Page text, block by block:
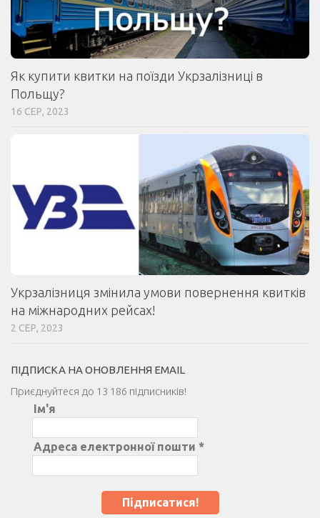
Як купити квитки на поїзди Укрзалізниці в
Польщу?
16 СЕР, 2023
Укрзалізниця змінила умови повернення квитків
на міжнародних рейсах!
2 СЕР, 2023
ПІДПИСКА НА ОНОВЛЕННЯ EMAIL
Приєднуйтеся до 13 186 підписників!
Ім'я
Адреса електронної пошти *